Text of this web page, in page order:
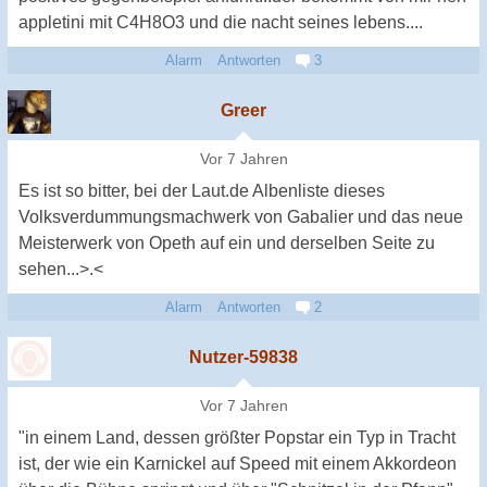
appletini mit C4H8O3 und die nacht seines lebens....
Alarm Antworten 3
Greer
Vor 7 Jahren
Es ist so bitter, bei der Laut.de Albenliste dieses
Volksverdummungsmachwerk von Gabalier und das neue
Meisterwerk von Opeth auf ein und derselben Seite zu
sehen...>.<
Alarm Antworten 2
Nutzer-59838
Vor 7 Jahren
"in einem Land, dessen größter Popstar ein Typ in Tracht
ist, der wie ein Karnickel auf Speed mit einem Akkordeon